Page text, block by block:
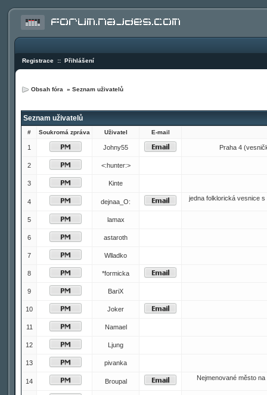
Registrace :: Přihlášení
Obsah fóra » Seznam uživatelů
Seznam uživatelů
# Soukromá zpráva Uživatel E-mail
1 Johny55 Praha 4
2 <:hunter:>
3 Kinte
4 dejnaa_O: jedna folklorická vesnice
5 lamax
6 astaroth
7 Wlladko
8 *formicka
9 BariX
10 Joker
11 Namael
12 Ljung
13 pivanka
14 Broupal Nejmenované město